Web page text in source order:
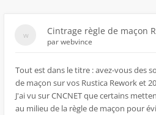
Cintrage règle de maçon
parwebvince
Tout est dans le titre : avez-vous des
de maçon sur vos Rustica Rework et
J'ai vu sur CNCNET que certains
au milieu de la règle de maçon pour